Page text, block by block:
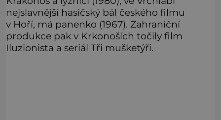
nejslavnější hasičský bál českého filmu
v Hoří, má panenko (1967). Zahraniční
produkce pak v Krkonoších točily film
Iluzionista a seriál Tři mušketýři.